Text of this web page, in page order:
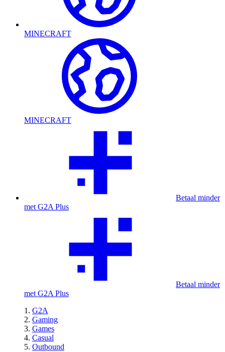
MINECRAFT
MINECRAFT
Betaal minder
met G2A Plus
Betaal minder
met G2A Plus
G2A
Gaming
Games
Casual
Outbound